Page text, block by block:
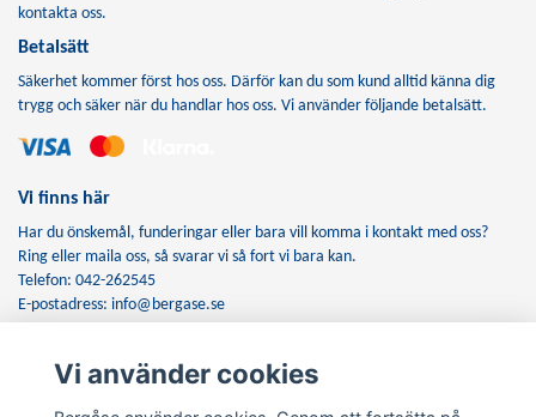
kontakta oss.
Betalsätt
Säkerhet kommer först hos oss. Därför kan du som kund alltid känna dig
trygg och säker när du handlar hos oss. Vi använder följande betalsätt.
Vi finns här
Har du önskemål, funderingar eller bara vill komma i kontakt med oss?
Ring eller maila oss, så svarar vi så fort vi bara kan.
Telefon: 042-262545
E-postadress: info@bergase.se
Anmäl dig till vårt nyhetsbrev
Vi använder cookies